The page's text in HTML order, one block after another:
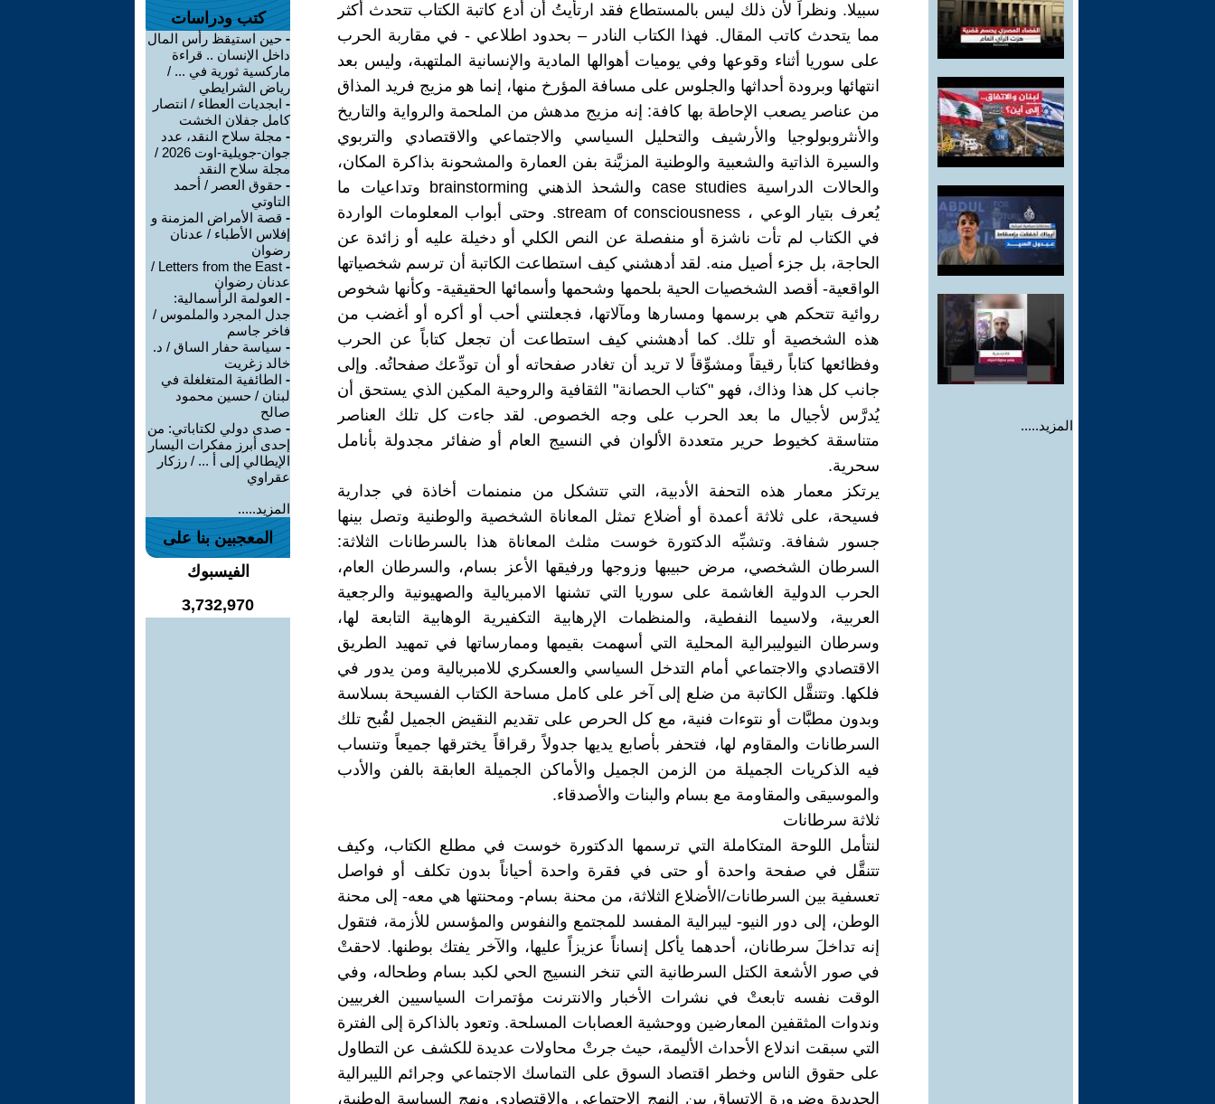
المزيد.....
سبيلا. ونظراً لأن ذلك ليس بالمستطاع فقد ارتأيتُ أن أدع كاتبة الكتاب تتحدث أكثر
مما يتحدث كاتب المقال. فهذا الكتاب النادر – بحدود اطلاعي - في مقاربة الحرب
على سوريا أثناء وقوعها وفي يوميات أهوالها المادية والإنسانية الملتهبة، وليس بعد
انتهائها وبرودة أحداثها والجلوس على مسافة المؤرخ منها، إنما هو مزيج فريد المذاق
من عناصر يصعب الإحاطة بها كافة: إنه مزيج مدهش من الملحمة والرواية والتاريخ
والأنثروبولوجيا والأرشيف والتحليل السياسي والاجتماعي والاقتصادي والتربوي
والسيرة الذاتية والشعبية والوطنية المزيَّنة بفن العمارة والمشحونة بذاكرة المكان،
والحالات الدراسية case studies والشحذ الذهني brainstorming وتداعيات ما
يُعرف بتيار الوعي ، stream of consciousness. وحتى أبواب المعلومات الواردة
في الكتاب لم تأت ناشزة أو منفصلة عن النص الكلي أو دخيلة عليه أو زائدة عن
الحاجة، بل جزء أصيل منه. لقد أدهشني كيف استطاعت الكاتبة أن ترسم شخصياتها
الواقعية- أقصد الشخصيات الحية بلحمها وشحمها وأسمائها الحقيقية- وكأنها شخوص
روائية تتحكم هي برسمها ومسارها ومآلاتها، فجعلتني أحب أو أكره أو أغضب من
هذه الشخصية أو تلك. كما أدهشني كيف استطاعت أن تجعل كتاباً عن الحرب
وفظائعها كتاباً رقيقاً ومشوِّقاً لا تريد أن تغادر صفحاته أو أن تودِّعك صفحاتُه. وإلى
جانب كل هذا وذاك، فهو "كتاب الحصانة" الثقافية والروحية المكين الذي يستحق أن
يُدرَّس لأجيال ما بعد الحرب على وجه الخصوص. لقد جاءت كل تلك العناصر
متناسقة كخيوط حرير متعددة الألوان في النسيج العام أو ضفائر مجدولة بأنامل
سحرية.
يرتكز معمار هذه التحفة الأدبية، التي تتشكل من منمنمات أخاذة في جدارية
فسيحة، على ثلاثة أعمدة أو أضلاع تمثل المعاناة الشخصية والوطنية وتصل بينها
جسور شفافة. وتشبِّه الدكتورة خوست مثلث المعاناة هذا بالسرطانات الثلاثة:
السرطان الشخصي، مرض حبيبها وزوجها ورفيقها الأعز بسام، والسرطان العام،
الحرب الدولية الغاشمة على سوريا التي تشنها الامبريالية والصهيونية والرجعية
العربية، ولاسيما النفطية، والمنظمات الإرهابية التكفيرية الوهابية التابعة لها،
وسرطان النيوليبرالية المحلية التي أسهمت بقيمها وممارساتها في تمهيد الطريق
الاقتصادي والاجتماعي أمام التدخل السياسي والعسكري للامبريالية ومن يدور في
فلكها. وتتنقَّل الكاتبة من ضلع إلى آخر على كامل مساحة الكتاب الفسيحة بسلاسة
وبدون مطبَّات أو نتوءات فنية، مع كل الحرص على تقديم النقيض الجميل لقُبح تلك
السرطانات والمقاوم لها، فتحفر بأصابع يديها جدولاً رقراقاً يخترقها جميعاً وتنساب
فيه الذكريات الجميلة من الزمن الجميل والأماكن الجميلة العابقة بالفن والأدب
والموسيقى والمقاومة مع بسام والبنات والأصدقاء.
ثلاثة سرطانات
لنتأمل اللوحة المتكاملة التي ترسمها الدكتورة خوست في مطلع الكتاب، وكيف
تتنقَّل في صفحة واحدة أو حتى في فقرة واحدة أحياناً بدون تكلف أو فواصل
تعسفية بين السرطانات/الأضلاع الثلاثة، من محنة بسام- ومحنتها هي معه- إلى محنة
الوطن، إلى دور النيو- ليبرالية المفسد للمجتمع والنفوس والمؤسس للأزمة، فتقول
إنه تداخلَ سرطانان، أحدهما يأكل إنساناً عزيزاً عليها، والآخر يفتك بوطنها. لاحقتْ
في صور الأشعة الكتل السرطانية التي تنخر النسيج الحي لكبد بسام وطحاله، وفي
الوقت نفسه تابعتْ في نشرات الأخبار والانترنت مؤتمرات السياسيين الغربيين
وندوات المثقفين المعارضين ووحشية العصابات المسلحة. وتعود بالذاكرة إلى الفترة
التي سبقت اندلاع الأحداث الأليمة، حيث جرتْ محاولات عديدة للكشف عن التطاول
على حقوق الناس وخطر اقتصاد السوق على التماسك الاجتماعي وجرائم الليبرالية
الجديدة وضرورة الاتساق بين النهج الاجتماعي والاقتصادي ونهج السياسة الوطنية،
كتب ودراسات
- حين استيقظ رأس المال
داخل الإنسان .. قراءة
ماركسية ثورية في ... /
رياض الشرايطي
- ابجديات العطاء / انتصار
كامل جفلان الخشت
- مجلة سلاح النقد، عدد
جوان-جويلية-اوت 2026 /
مجلة سلاح النقد
- حقوق العصر / أحمد
التاوتي
- قصة الأمراض المزمنة و
إفلاس الأطباء / عدنان
رضوان
-
Letters from the East /
عدنان رضوان
- العولمة الرأسمالية:
جدل المجرد والملموس /
فاخر جاسم
- سياسة حفار الساق / د.
خالد زغريت
- الطائفية المتغلغلة في
لبنان / حسين محمود
صالح
- صدى دولي لكتاباتي: من
إحدى أبرز مفكرات اليسار
الإيطالي إلى أ ... / رزكار
عقراوي
المزيد.....
المعجبين بنا على
الفيسبوك
3,732,970